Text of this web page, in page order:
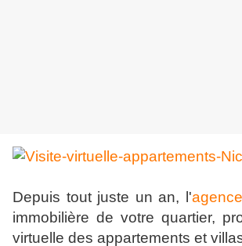
Depuis tout juste un an, l'
immobilière de votre quartier,
virtuelle des appartements et